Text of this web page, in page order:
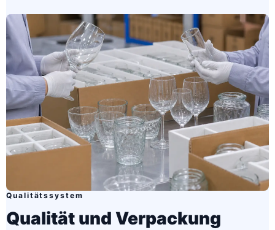
Qualitätssystem
Qualität und Verpackung